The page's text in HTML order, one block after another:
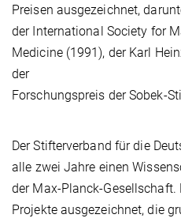
Preisen ausgezeichnet,
der International Society for
Medicine (1991), der Karl
der
Forschungspreis der Sobek-
Der Stifterverband für die
alle zwei Jahre einen
der Max-Planck-
Projekte ausgezeichnet, die